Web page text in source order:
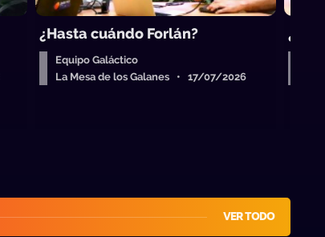
¿Hasta cuándo Forlán?
Equipo Galáctico
La Mesa de los Galanes • 17/07/2026
VER TODO